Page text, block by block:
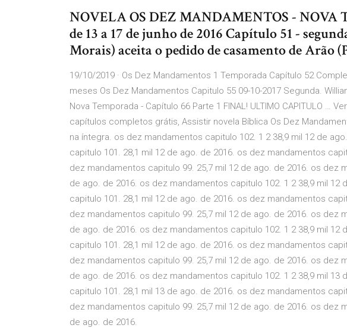
NOVELA OS DEZ MANDAMENTOS - NOVA
de 13 a 17 de junho de 2016 Capítulo 51 -
Morais) aceita o pedido de casamento de Arão
19/10/2019 · Os Dez Mandamentos 1 Temporada Capítulo 52
meses Os Dez Mandamentos Capitulo 55 09-10-2017 Segunda.
Nova Temporada - Capítulo 66 Parte 1 FINAL! ULTIMO CAPITULO …
capítulos completos grátis, Assistir novela Bíblica Os Dez
na íntegra. os dez mandamentos capitulo 102. 1 2 38,9 mil 12 de
capitulo 101. 28,1 mil 12 de ago. de 2016. os dez mandamentos
dez mandamentos capitulo 99. 25,7 mil 12 de ago. de 2016. os dez
de ago. de 2016. os dez mandamentos capitulo 102. 1 2 38,9 mil
capitulo 101. 28,1 mil 12 de ago. de 2016. os dez mandamentos
dez mandamentos capitulo 99. 25,7 mil 12 de ago. de 2016. os dez
de ago. de 2016. os dez mandamentos capitulo 102. 1 2 38,9 mil
capitulo 101. 28,1 mil 12 de ago. de 2016. os dez mandamentos
dez mandamentos capitulo 99. 25,7 mil 12 de ago. de 2016. os dez
de ago. de 2016. os dez mandamentos capitulo 102. 1 2 38,9 mil
capitulo 101. 28,1 mil 13 de ago. de 2016. os dez mandamentos
dez mandamentos capitulo 99. 25,7 mil 12 de ago. de 2016. os dez
de ago. de 2016.